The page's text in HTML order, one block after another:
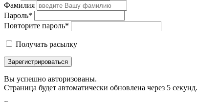
Фамилия
Пароль*
Повторите пароль*
Получать расылку
Зарегистрироваться
Вы успешно авторизованы.
Страница будет автоматически обновлена через 5 секунд.